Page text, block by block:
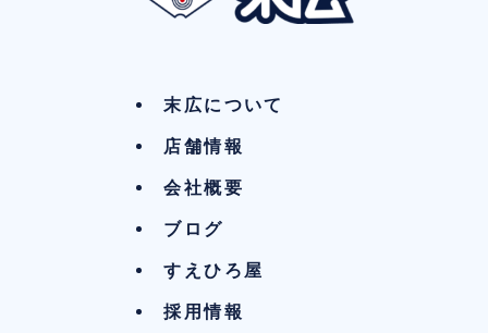
末広について
店舗情報
会社概要
ブログ
すえひろ屋
採用情報